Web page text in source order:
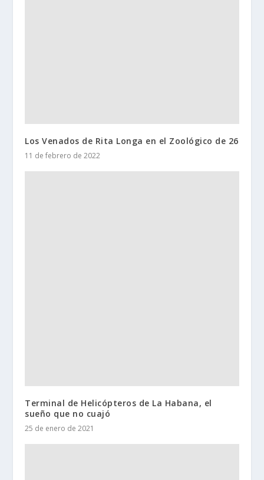
Los Venados de Rita Longa en el Zoológico de 26
11 de febrero de 2022
Terminal de Helicópteros de La Habana, el
sueño que no cuajó
25 de enero de 2021